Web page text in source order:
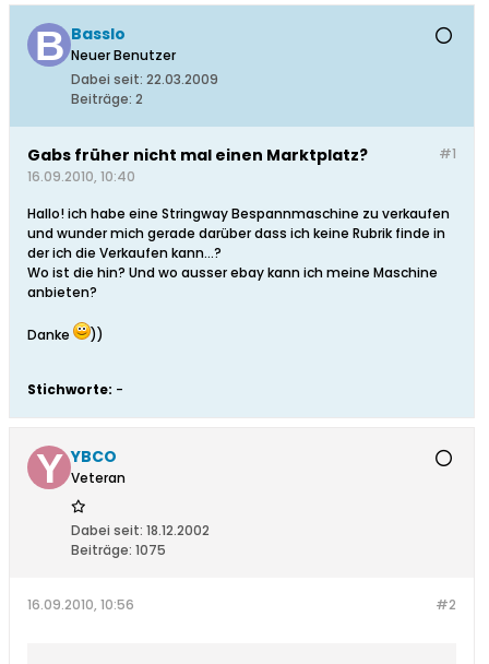
Basslo
Neuer Benutzer
Dabei seit: 22.03.2009
Beiträge: 2
#1
Gabs früher nicht mal einen Marktplatz?
16.09.2010, 10:40
Hallo! ich habe eine Stringway Bespannmaschine zu verkaufen
und wunder mich gerade darüber dass ich keine Rubrik finde in
der ich die Verkaufen kann...?
Wo ist die hin? Und wo ausser ebay kann ich meine Maschine
anbieten?
Danke ))
Stichworte: -
YBCO
Veteran
Dabei seit: 18.12.2002
Beiträge: 1075
#2
16.09.2010, 10:56